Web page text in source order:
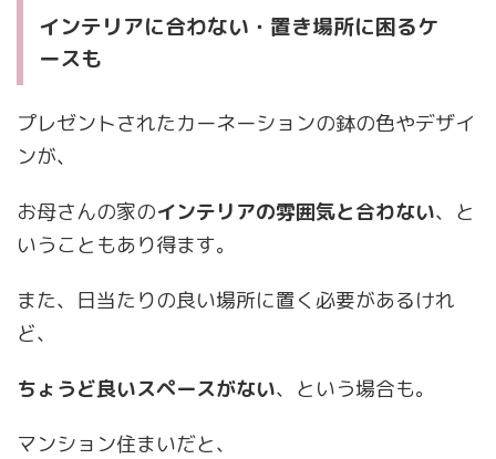
インテリアに合わない・置き場所に困るケ
ースも
プレゼントされたカーネーションの鉢の色やデザイ
ンが、
お母さんの家のインテリアの雰囲気と合わない、と
いうこともあり得ます。
また、日当たりの良い場所に置く必要があるけれ
ど、
ちょうど良いスペースがない、という場合も。
マンション住まいだと、